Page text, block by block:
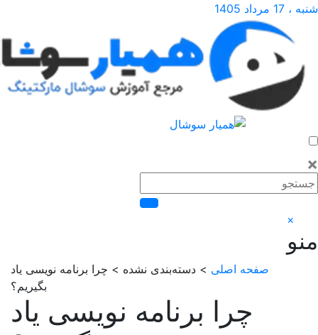
صفحه اصلی> دسته‌بندی نشده > چرا برنامه نویسی یاد
بگیریم؟
چرا برنامه نویسی یاد